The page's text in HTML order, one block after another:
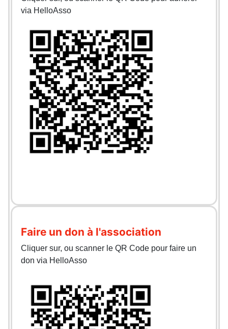
via HelloAsso
Faire un don à l'association
Cliquer sur, ou scanner le QR Code pour faire un
don via HelloAsso